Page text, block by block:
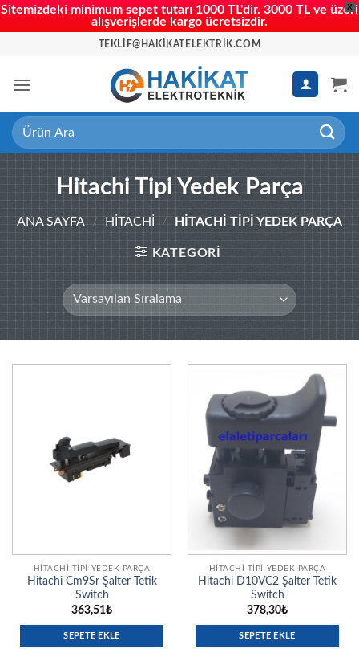
X
Sitemizdeki minimum sepet tutarı 1000 TL'dir. 3000 TL ve üzeri
alışverişlerde kargo ücretsizdir.
TEKLIF@HAKIKATELEKTRIK.COM
Ara:
Hitachi Tipi Yedek Parça
ANA SAYFA / HITACHI / HITACHI TIPI YEDEK PARÇA
KATEGORİ
HITACHI TIPI YEDEK PARÇA
Hitachi Cm9Sr Şalter Tetik
Switch
363,51₺
SEPETE EKLE
HITACHI TIPI YEDEK PARÇA
Hitachi D10VC2 Şalter Tetik
Switch
378,30₺
SEPETE EKLE